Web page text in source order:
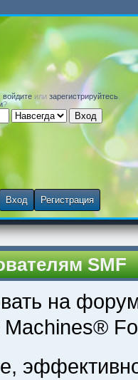
войдите или зарегистрируйтесь
?
Вход Регистрация
SMF
на
Machines®